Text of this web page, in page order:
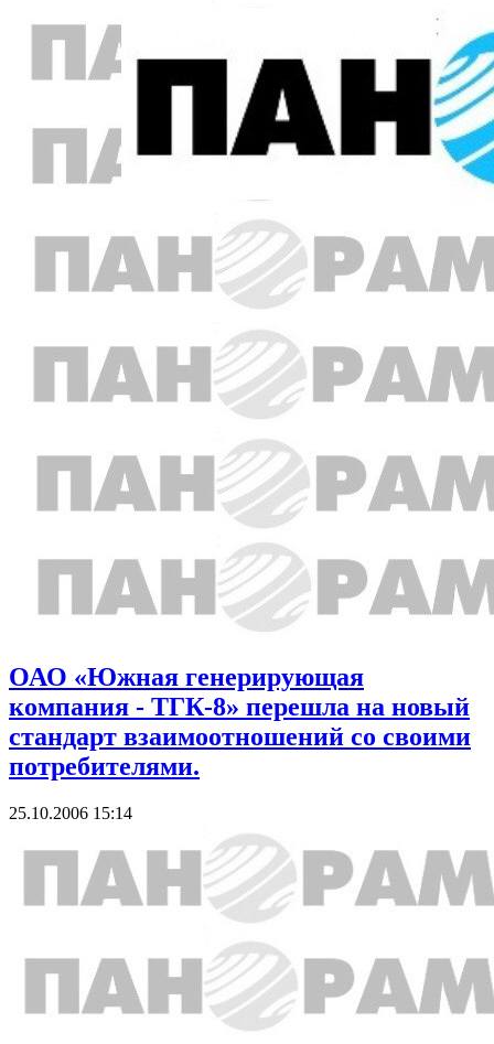
ОАО «Южная генерирующая
компания - ТГК-8» перешла на новый
стандарт взаимоотношений со своими
потребителями.
25.10.2006 15:14